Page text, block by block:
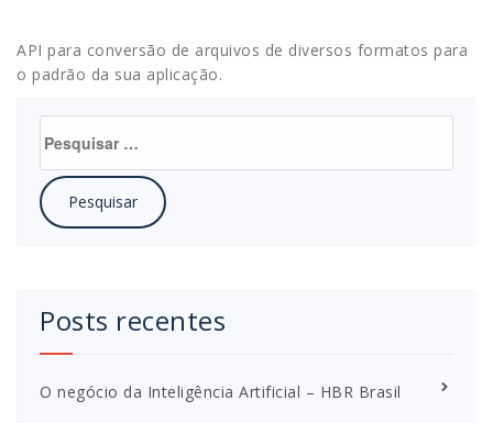
API para conversão de arquivos de diversos formatos para
o padrão da sua aplicação.
por:
Posts recentes
O negócio da Inteligência Artificial – HBR Brasil